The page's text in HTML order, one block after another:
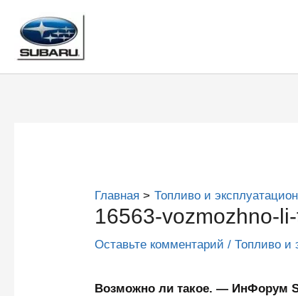
содержимому
Главная Топливо и
16563-vozmozhno-
Оставьте комментарий /Топливо и
Возможно ли такое. — ИнФорум